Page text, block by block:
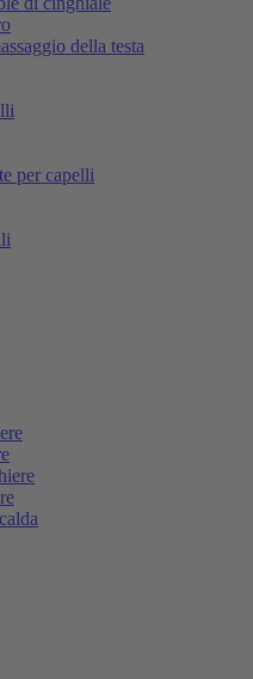
della testa
per capelli